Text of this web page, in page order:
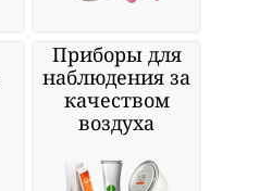
Приборы для
наблюдения за
качеством
воздуха